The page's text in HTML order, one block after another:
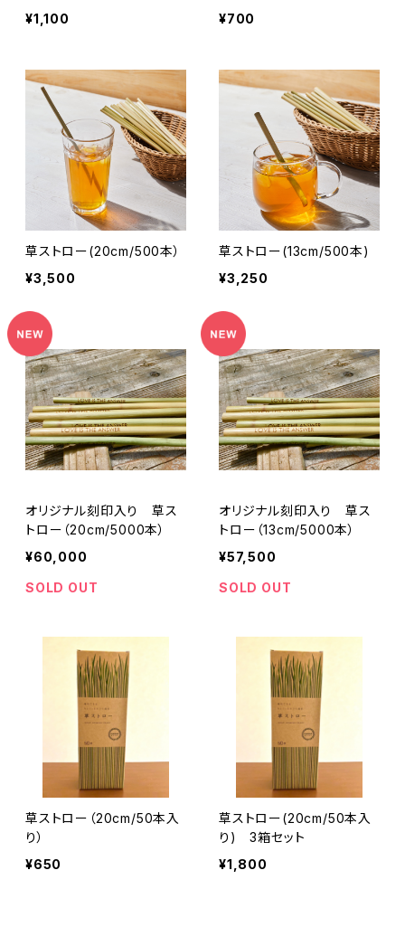
¥1,100
¥700
草ストロー(20cm/500本）
¥3,500
草ストロー(13cm/500本)
¥3,250
オリジナル刻印入り 草ス
トロー（20cm/5000本）
¥60,000
SOLD OUT
オリジナル刻印入り 草ス
トロー（13cm/5000本）
¥57,500
SOLD OUT
草ストロー（20cm/50本入
り）
¥650
草ストロー(20cm/50本入
り) 3箱セット
¥1,800